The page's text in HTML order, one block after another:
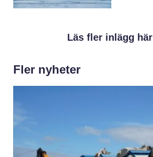
Läs fler inlägg här
Fler nyheter